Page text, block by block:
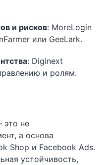
и рисков: MoreLogin
или GeeLark.
: Diginext
и ролям.
это не
а основа
Shop и Facebook Ads.
устойчивость,